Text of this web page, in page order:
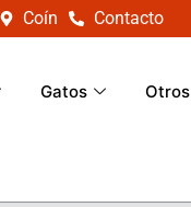
Coín Contacto
Gatos Otros